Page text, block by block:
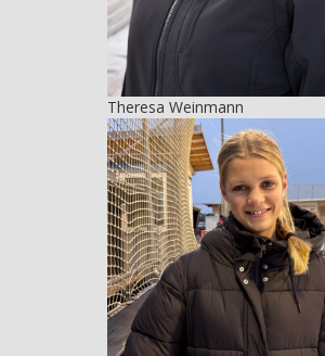
Theresa Weinmann